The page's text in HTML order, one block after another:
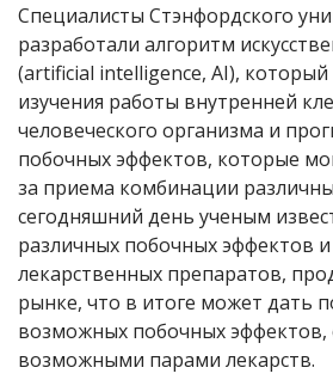
Специалисты Стэнфордского
разработали алгоритм
(artificial intelligence, AI), который
изучения работы внутренней
человеческого организма и
побочных эффектов, которые
за приема комбинации
сегодняшний день ученым
различных побочных эффектов и
лекарственных препаратов,
рынке, что в итоге может дать
возможных побочных эффектов,
возможными парами лекарств.